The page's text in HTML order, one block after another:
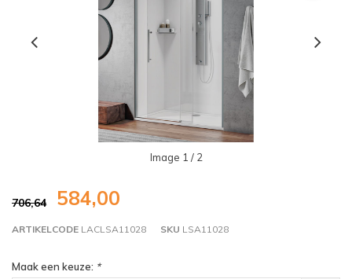
Image 1 / 2
706,64 584,00
ARTIKELCODE LACLSA11028 SKU LSA11028
Maak een keuze: *